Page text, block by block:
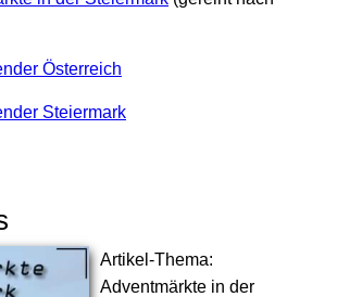
Österreich
Steiermark
Artikel-Thema:
Adventmärkte in der